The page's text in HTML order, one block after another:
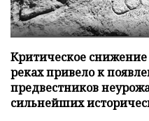
Критическое
реках привело к
предвестников
сильнейших